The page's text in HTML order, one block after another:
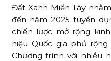
Đất Xanh Miền Tây
đến năm 2025 tuyển
chiến lược mở rộng
hiệu Quốc gia phủ
Chương trình với nhiều